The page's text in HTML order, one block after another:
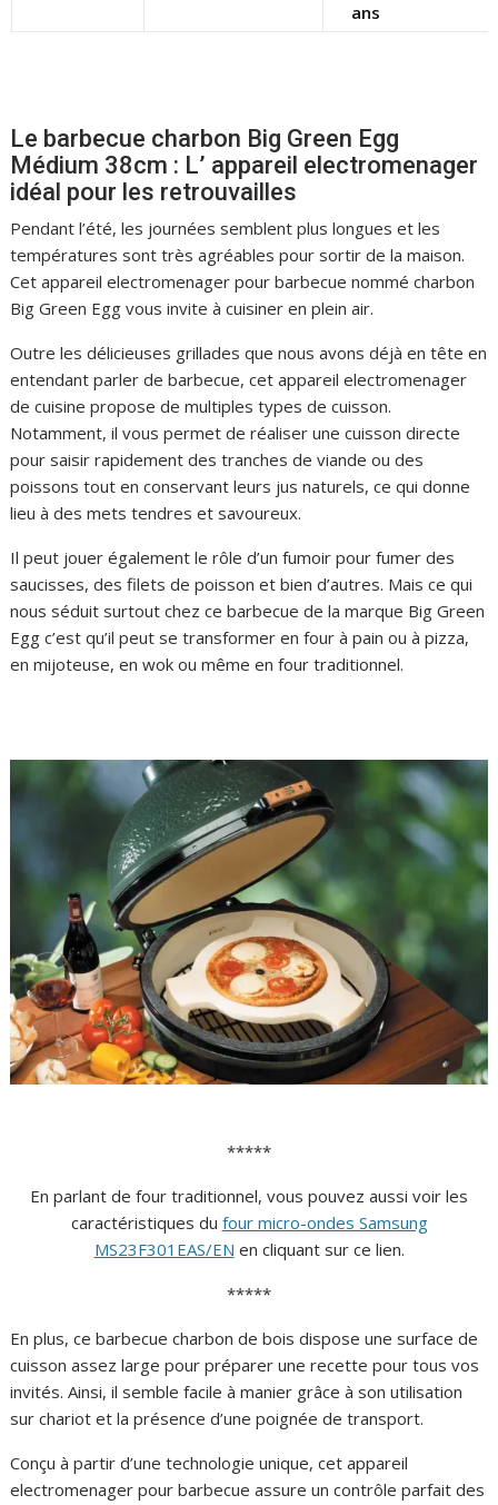
ans
Le barbecue charbon Big Green Egg
Médium 38cm : L’ appareil electromenager
idéal pour les retrouvailles
Pendant l’été, les journées semblent plus longues et les
températures sont très agréables pour sortir de la maison.
Cet appareil electromenager pour barbecue nommé charbon
Big Green Egg vous invite à cuisiner en plein air.
Outre les délicieuses grillades que nous avons déjà en tête en
entendant parler de barbecue, cet appareil electromenager
de cuisine propose de multiples types de cuisson.
Notamment, il vous permet de réaliser une cuisson directe
pour saisir rapidement des tranches de viande ou des
poissons tout en conservant leurs jus naturels, ce qui donne
lieu à des mets tendres et savoureux.
Il peut jouer également le rôle d’un fumoir pour fumer des
saucisses, des filets de poisson et bien d’autres. Mais ce qui
nous séduit surtout chez ce barbecue de la marque Big Green
Egg c’est qu’il peut se transformer en four à pain ou à pizza,
en mijoteuse, en wok ou même en four traditionnel.
*****
En parlant de four traditionnel, vous pouvez aussi voir les
caractéristiques du four micro-ondes Samsung
MS23F301EAS/EN en cliquant sur ce lien.
*****
En plus, ce barbecue charbon de bois dispose une surface de
cuisson assez large pour préparer une recette pour tous vos
invités. Ainsi, il semble facile à manier grâce à son utilisation
sur chariot et la présence d’une poignée de transport.
Conçu à partir d’une technologie unique, cet appareil
electromenager pour barbecue assure un contrôle parfait des